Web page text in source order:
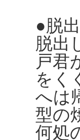
●脱出
脱出
戸君
をく
へは
型の
何処